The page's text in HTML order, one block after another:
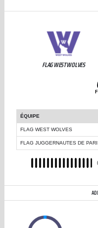
FLAG WEST WOLVES
ÉQUIPE
FLAG WEST WOLVES
FLAG JUGGERNAUTES DE